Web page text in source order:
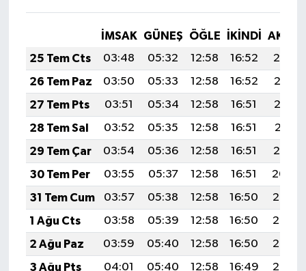
İMSAK GÜNEŞ ÖĞLE İKINDI
25 Tem Cts
03:48 05:32 12:58 16:52
20:14
26 Tem Paz
03:50 05:33 12:58 16:52
20:13
27 Tem Pts
03:51 05:34 12:58 16:51
20:12
28 Tem Sal
03:52 05:35 12:58 16:51
20:11
29 Tem Çar
03:54 05:36 12:58 16:51
20:10
30 Tem Per
03:55 05:37 12:58 16:51
20:09
31 Tem Cum
03:57 05:38 12:58 16:50
20:08
1 Ağu Cts
03:58 05:39 12:58 16:50
20:07
2 Ağu Paz
03:59 05:40 12:58 16:50
20:06
3 Ağu Pts
04:01 05:40 12:58 16:49
20:05